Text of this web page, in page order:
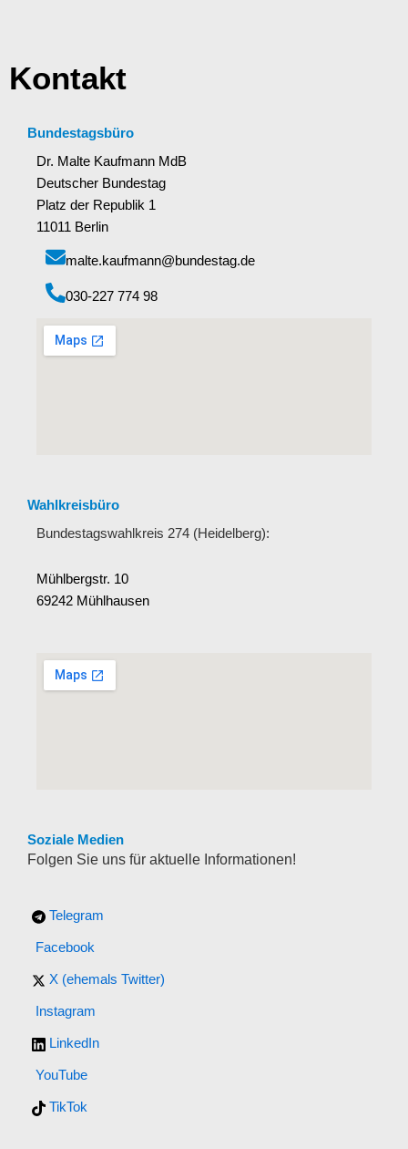
Kontakt
Bundestagsbüro
Dr. Malte Kaufmann MdB
Deutscher Bundestag
Platz der Republik 1
11011 Berlin
malte.kaufmann@bundestag.de
‭030-227 774 98‬
Wahlkreisbüro
Bundestagswahlkreis 274 (Heidelberg):
Mühlbergstr. 10
69242 Mühlhausen
Soziale Medien
Folgen Sie uns für aktuelle Informationen!
Telegram
Facebook
X (ehemals Twitter)
Instagram
LinkedIn
YouTube
TikTok